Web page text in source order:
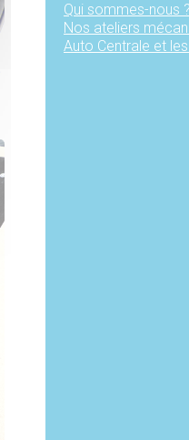
Qui sommes-nous ?
Nos ateliers
Auto Centrale et